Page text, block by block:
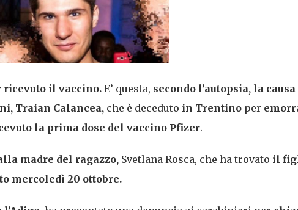
ricevuto il vaccino.E’ questa, secondo l’autopsia, la causa
Traian Calancea,che è deceduto in Trentino per
la prima dose del vaccino Pfizer.
madre del ragazzo,Svetlana Rosca, che ha trovato il
mercoledì 20 ottobre.